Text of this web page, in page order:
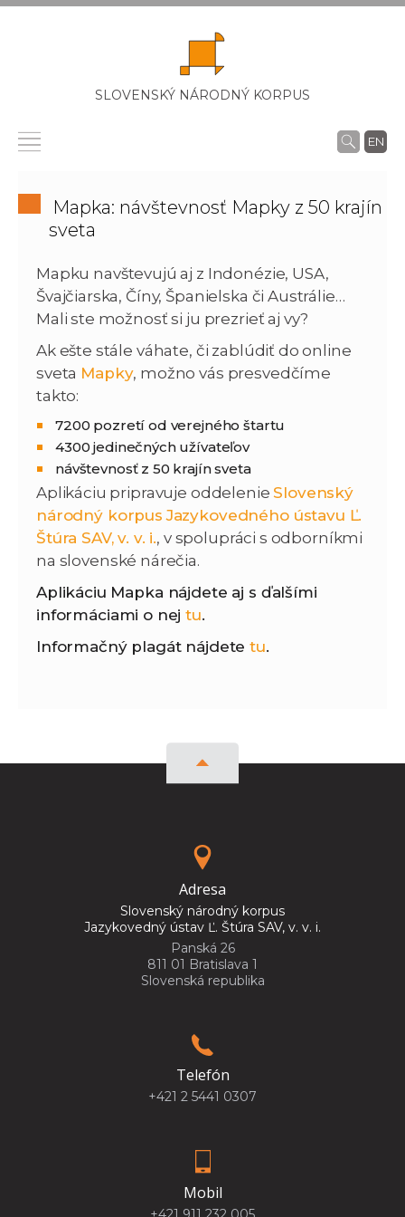
SLOVENSKÝ NÁRODNÝ KORPUS
EN
Mapka: návštevnosť Mapky z 50 krajín
sveta
Mapku navštevujú aj z Indonézie, USA,
Švajčiarska, Číny, Španielska či Austrálie…
Mali ste možnosť si ju prezrieť aj vy?
Ak ešte stále váhate, či zablúdiť do online
sveta Mapky, možno vás presvedčíme
takto:
7200 pozretí od verejného štartu
4300 jedinečných užívateľov
návštevnosť z 50 krajín sveta
Aplikáciu pripravuje oddelenieSlovenský
národný korpus Jazykovedného ústavu Ľ.
Štúra SAV, v. v. i., v spolupráci s odborníkmi
na slovenské nárečia.
Aplikáciu Mapka nájdete aj s ďalšími
informáciami o nejtu.
Informačný plagát nájdetetu.
Adresa
Slovenský národný korpus
Jazykovedný ústav Ľ. Štúra SAV, v. v. i.
Panská 26
811 01 Bratislava 1
Slovenská republika
Telefón
+421 2 5441 0307
Mobil